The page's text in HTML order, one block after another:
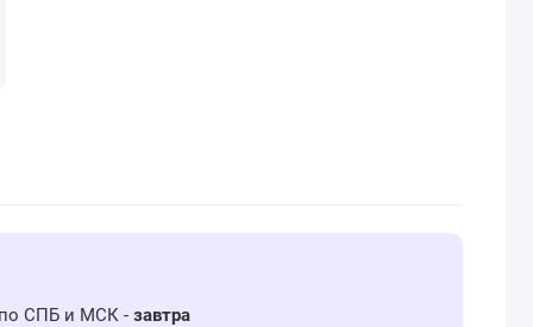
СПБ и МСК - завтра